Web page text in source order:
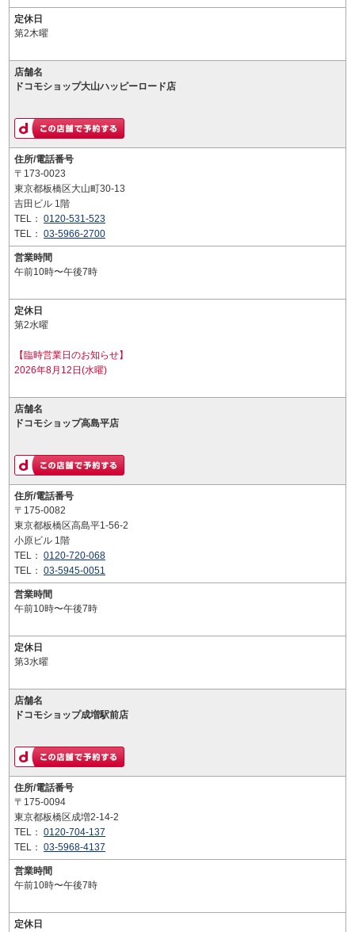
定休日
第2木曜
店舗名
ドコモショップ大山ハッピーロード店
住所/電話番号
〒173-0023
東京都板橋区大山町30-13
吉田ビル 1階
TEL： 0120-531-523
TEL： 03-5966-2700
営業時間
午前10時〜午後7時
定休日
第2水曜
【臨時営業日のお知らせ】
2026年8月12日(水曜)
店舗名
ドコモショップ高島平店
住所/電話番号
〒175-0082
東京都板橋区高島平1-56-2
小原ビル 1階
TEL： 0120-720-068
TEL： 03-5945-0051
営業時間
午前10時〜午後7時
定休日
第3水曜
店舗名
ドコモショップ成増駅前店
住所/電話番号
〒175-0094
東京都板橋区成増2-14-2
TEL： 0120-704-137
TEL： 03-5968-4137
営業時間
午前10時〜午後7時
定休日